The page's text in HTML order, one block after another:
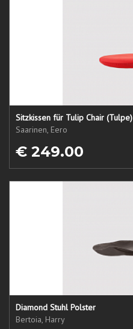
Sitzkissen für Tulip Chair (Tulpe)
Saarinen, Eero
€ 249.00
Diamond Stuhl Polster
Bertoia, Harry